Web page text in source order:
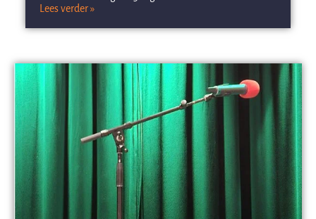
Lees verder »